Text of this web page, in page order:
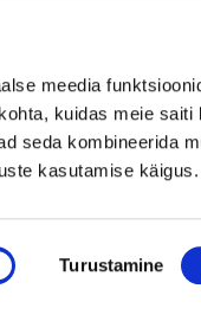
meedia
kuidas meie saiti
seda kombineerida
kasutamise käigus.
Turustamine